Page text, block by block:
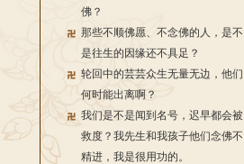
佛？
那些不顺佛愿、不念佛的人，是不
是往生的因缘还不具足？
轮回中的芸芸众生无量无边，他们
何时能出离啊？
我们是不是闻到名号，迟早都会被
救度？我先生和我孩子他们念佛不
精进，我是很用功的。